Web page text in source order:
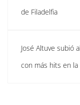
de Filadelfia
José Altuve subió
con más hits en